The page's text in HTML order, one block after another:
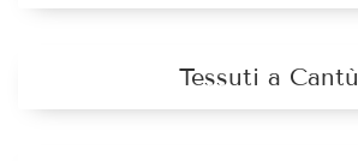
Tessuti a Cantù